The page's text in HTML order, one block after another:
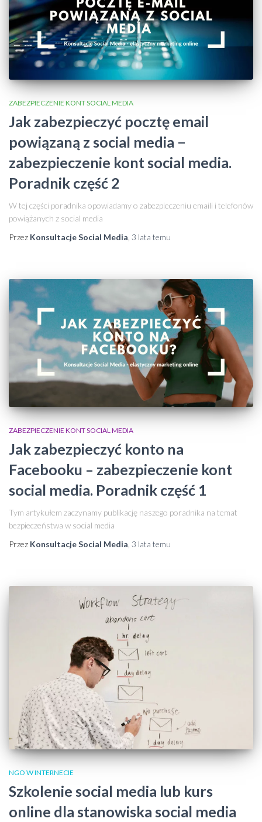
ZABEZPIECZENIE KONT SOCIAL MEDIA
Jak zabezpieczyć pocztę email
powiązaną z social media −
zabezpieczenie kont social media.
Poradnik część 2
W tej części poradnika opowiadamy o zabezpieczeniu emaili i telefonów
powiążanych z social media
Przez Konsultacje Social Media 3 lata temu
ZABEZPIECZENIE KONT SOCIAL MEDIA
Jak zabezpieczyć konto na
Facebooku – zabezpieczenie kont
social media. Poradnik część 1
Tym artykułem zaczynamy publikację naszego poradnika na temat
bezpieczeństwa w social media
Przez Konsultacje Social Media 3 lata temu
NGO W INTERNECIE
Szkolenie social media lub kurs
online dla stanowiska social media